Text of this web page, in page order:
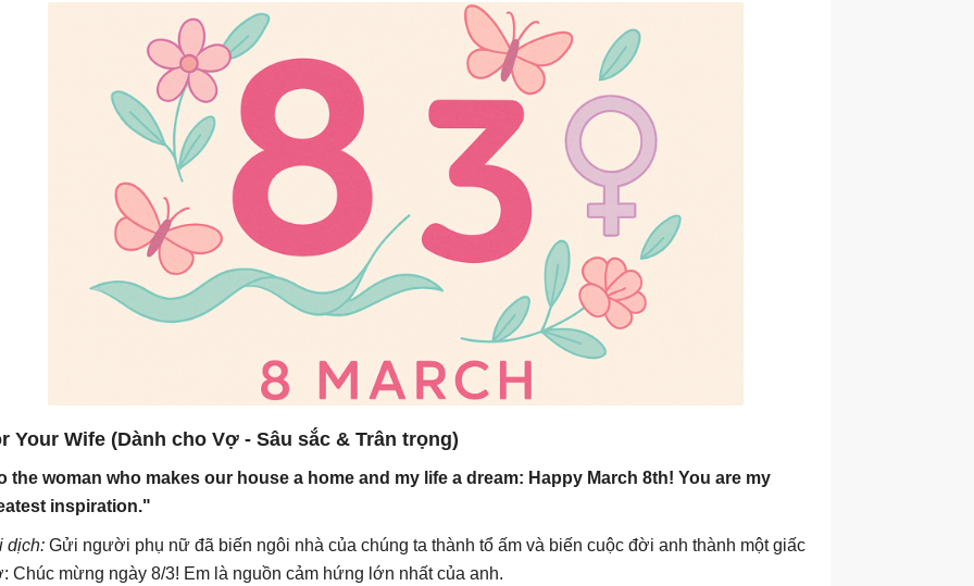
Your Wife (Dành cho Vợ - Sâu sắc & Trân trọng)
the woman who makes our house a home and my life a dream: Happy March 8th! You are my
inspiration."
dịch: Gửi người phụ nữ đã biến ngôi nhà của chúng ta thành tổ ấm và biến cuộc đời anh thành một giấc
Chúc mừng ngày 8/3! Em là nguồn cảm hứng lớn nhất của anh.